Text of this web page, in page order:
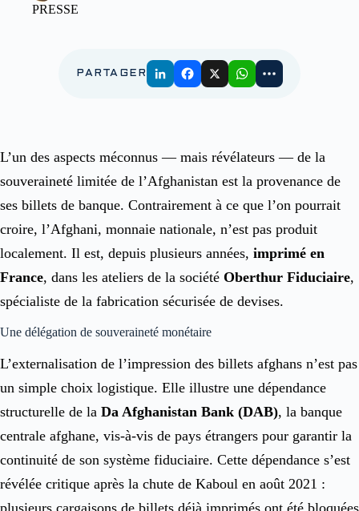
PRESSE
PARTAGER
L’un des aspects méconnus — mais révélateurs — de la
souveraineté limitée de l’Afghanistan est la provenance de
ses billets de banque. Contrairement à ce que l’on pourrait
croire, l’Afghani, monnaie nationale, n’est pas produit
localement. Il est, depuis plusieurs années, imprimé en
France, dans les ateliers de la société Oberthur Fiduciaire,
spécialiste de la fabrication sécurisée de devises.
Une délégation de souveraineté monétaire
L’externalisation de l’impression des billets afghans n’est pas
un simple choix logistique. Elle illustre une dépendance
structurelle de la Da Afghanistan Bank (DAB), la banque
centrale afghane, vis-à-vis de pays étrangers pour garantir la
continuité de son système fiduciaire. Cette dépendance s’est
révélée critique après la chute de Kaboul en août 2021 :
plusieurs cargaisons de billets déjà imprimés ont été bloquées